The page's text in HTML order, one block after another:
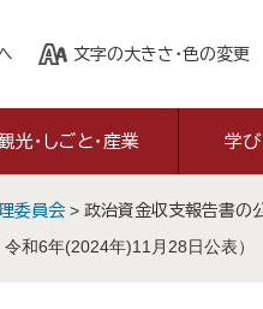
文字の大きさ・色の変更
光・しごと・産業 学び
委員会 > 政治資金収支報告書の
和6年(2024年)11月28日公表）